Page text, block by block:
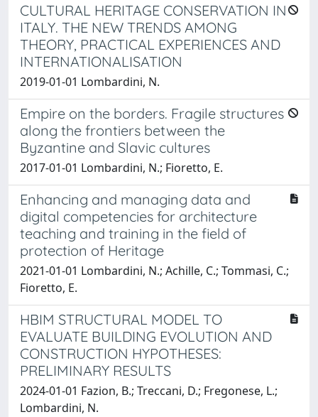
CULTURAL HERITAGE CONSERVATION IN
ITALY. THE NEW TRENDS AMONG
THEORY, PRACTICAL EXPERIENCES AND
INTERNATIONALISATION
2019-01-01 Lombardini, N.
Empire on the borders. Fragile structures
along the frontiers between the
Byzantine and Slavic cultures
2017-01-01 Lombardini, N.; Fioretto, E.
Enhancing and managing data and
digital competencies for architecture
teaching and training in the field of
protection of Heritage
2021-01-01 Lombardini, N.; Achille, C.; Tommasi, C.;
Fioretto, E.
HBIM STRUCTURAL MODEL TO
EVALUATE BUILDING EVOLUTION AND
CONSTRUCTION HYPOTHESES:
PRELIMINARY RESULTS
2024-01-01 Fazion, B.; Treccani, D.; Fregonese, L.;
Lombardini, N.